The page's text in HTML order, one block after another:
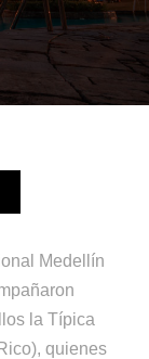
Medellín
la Típica
quienes